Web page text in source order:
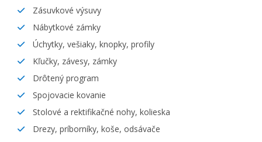
Zásuvkové výsuvy
Nábytkové zámky
Úchytky, vešiaky, knopky, profily
Kľučky, závesy, zámky
Drôtený program
Spojovacie kovanie
Stolové a rektifikačné nohy, kolieska
Drezy, príborníky, koše, odsávače